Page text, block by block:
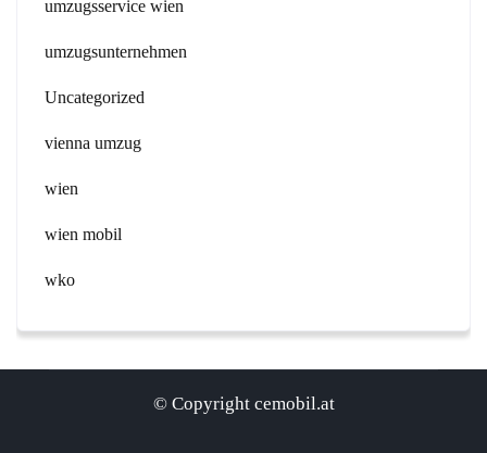
umzugsservice wien
umzugsunternehmen
Uncategorized
vienna umzug
wien
wien mobil
wko
© Copyright cemobil.at